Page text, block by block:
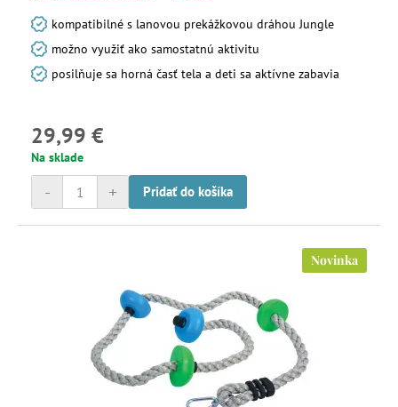
kompatibilné s lanovou prekážkovou dráhou Jungle
možno využiť ako samostatnú aktivitu
posilňuje sa horná časť tela a deti sa aktívne zabavia
29,99 €
Na sklade
+
- Pridať do košíka
Novinka